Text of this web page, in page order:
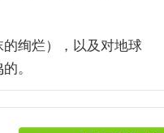
绚烂），以及对地球
。